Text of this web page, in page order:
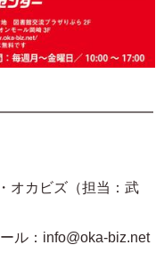
オカビズ（担当：武
：info@oka-biz.net